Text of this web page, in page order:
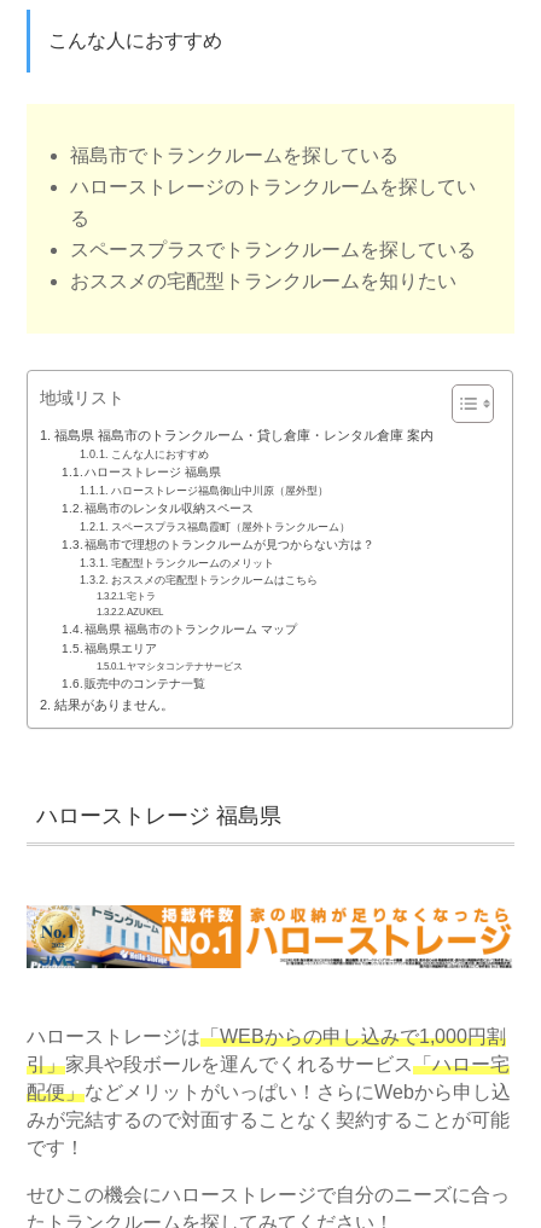
こんな人におすすめ
福島市でトランクルームを探している
ハローストレージのトランクルームを探してい
る
スペースプラスでトランクルームを探している
おススメの宅配型トランクルームを知りたい
地域リスト
福島県 福島市のトランクルーム・貸し倉庫・レンタル倉庫 案内
こんな人におすすめ
ハローストレージ 福島県
ハローストレージ福島御山中川原（屋外型）
福島市のレンタル収納スペース
スペースプラス福島霞町（屋外トランクルーム）
福島市で理想のトランクルームが見つからない方は？
宅配型トランクルームのメリット
おススメの宅配型トランクルームはこちら
宅トラ
AZUKEL
福島県 福島市のトランクルーム マップ
福島県エリア
ヤマシタコンテナサービス
販売中のコンテナ一覧
結果がありません。
ハローストレージ 福島県
ハローストレージは「WEBからの申し込みで1,000円割
引」家具や段ボールを運んでくれるサービス「ハロー宅
配便」などメリットがいっぱい！さらにWebから申し込
みが完結するので対面することなく契約することが可能
です！
せひこの機会にハローストレージで自分のニーズに合っ
たトランクルームを探してみてください！